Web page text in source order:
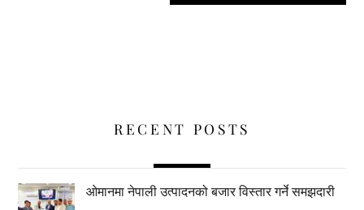
RECENT POSTS
ओमानमा नेपाली उत्पादनको बजार विस्तार गर्ने समझदारी